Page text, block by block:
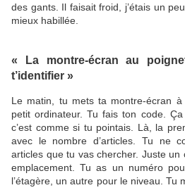
des gants. Il faisait froid, j’étais un
mieux habillée.
« La montre-écran au
t’identifier »
Le matin, tu mets ta montre-écran
petit ordinateur. Tu fais ton code.
c’est comme si tu pointais. Là, la
avec le nombre d’articles. Tu ne
articles que tu vas chercher. Juste
emplacement. Tu as un numéro
l’étagère, un autre pour le niveau. Tu